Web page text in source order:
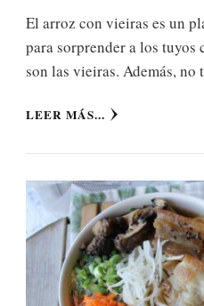
El arroz con vieiras es un
para sorprender a los tuyos
son las vieiras. Además,
LEER MÁS...